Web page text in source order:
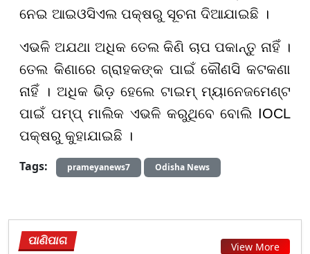
ନେଇ ଆଇଓସିଏଲ ପକ୍ଷରୁ ସୂଚନା ଦିଆଯାଇଛି ।
ଏଭଳି ଅଯଥା ଅଧିକ ତେଲ କିଣି ଚାପ ପକାନ୍ତୁ ନାହିଁ ।
ତେଲ କିଣାରେ ଗ୍ରାହକଙ୍କ ପାଇଁ କୌଣସି କଟକଣା
ନାହିଁ । ଅଧିକ ଭିଡ଼ ହେଲେ ଟାଇମ୍ ମ୍ୟାନେଜମେଣ୍ଟ
ପାଇଁ ପମ୍ପ୍ ମାଲିକ ଏଭଳି କରୁଥିବେ ବୋଲି IOCL
ପକ୍ଷରୁ କୁହାଯାଇଛି ।
Tags:
prameyanews7 Odisha News
ପାଣିପାଗ View More